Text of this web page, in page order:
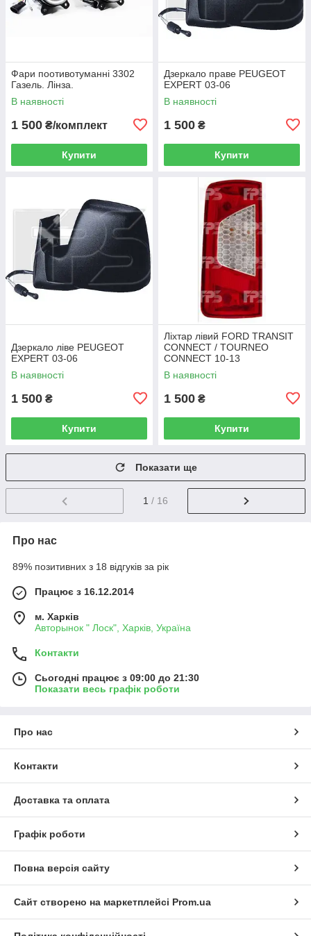
Фари поотивотуманні 3302
Газель. Лінза.
В наявності
1 500 ₴/комплект
Купити
Дзеркало праве PEUGEOT
EXPERT 03-06
В наявності
1 500 ₴
Купити
Дзеркало ліве PEUGEOT
EXPERT 03-06
В наявності
1 500 ₴
Купити
Ліхтар лівий FORD TRANSIT
CONNECT / TOURNEO
CONNECT 10-13
В наявності
1 500 ₴
Купити
Показати ще
1 / 16
Про нас
89% позитивних з 18 відгуків за рік
Працює з 16.12.2014
м. Харків
Авторынок " Лоск", Харків, Україна
Контакти
Сьогодні працює з 09:00 до 21:30
Показати весь графік роботи
Про нас
Контакти
Доставка та оплата
Графік роботи
Повна версія сайту
Сайт створено на маркетплейсі Prom.ua